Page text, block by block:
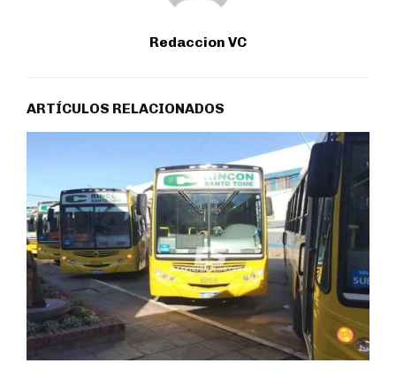
Redaccion VC
ARTÍCULOS RELACIONADOS